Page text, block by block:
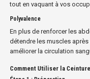
tout en vaquant à vos
Polyvalence
En plus de renforcer les
détendre les muscles après
améliorer la circulation
Comment Utiliser la